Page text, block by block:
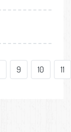
9 10 11